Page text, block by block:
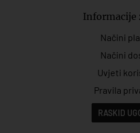
Informacije
Načini
Načini
Uvjeti
Pravila
RASKID